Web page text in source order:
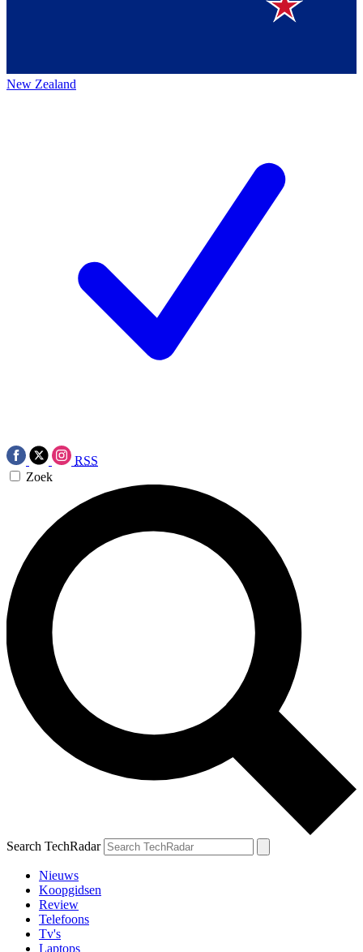
New Zealand
RSS
Zoek
Search TechRadar
Nieuws
Koopgidsen
Review
Telefoons
Tv's
Laptops